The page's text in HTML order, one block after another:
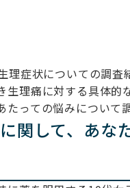
理症状についての調査
生理痛に対する具体
っての悩みについて
関して、あな